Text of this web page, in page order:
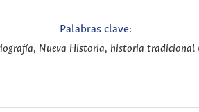
Palabras clave:
Nueva Historia, historia tradicional